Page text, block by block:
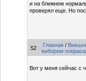
и на ближнем
проверял еще. Но
52 Главная /
вибором
Вот у меня сейчас с